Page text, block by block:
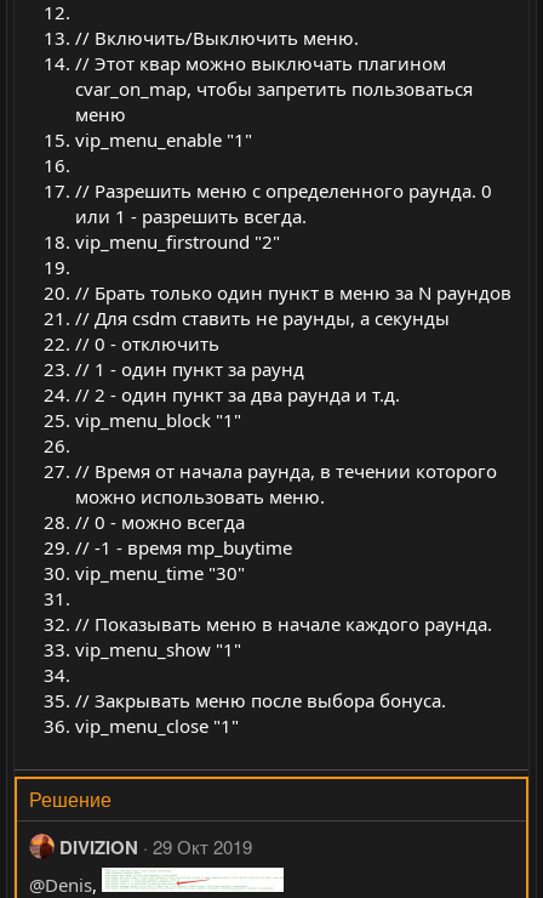
// Включить/Выключить меню.
// Этот квар можно выключать плагином
cvar_on_map, чтобы запретить пользоваться
меню
vip_menu_enable "1"
// Разрешить меню с определенного раунда. 0
или 1 - разрешить всегда.
vip_menu_firstround "2"
// Брать только один пункт в меню за N раундов
// Для csdm ставить не раунды, а секунды
// 0 - отключить
// 1 - один пункт за раунд
// 2 - один пункт за два раунда и т.д.
vip_menu_block "1"
// Время от начала раунда, в течении которого
можно использовать меню.
// 0 - можно всегда
// -1 - время mp_buytime
vip_menu_time "30"
// Показывать меню в начале каждого раунда.
vip_menu_show "1"
// Закрывать меню после выбора бонуса.
vip_menu_close "1"
Решение
DIVIZION 29 Окт 2019
@Denis,